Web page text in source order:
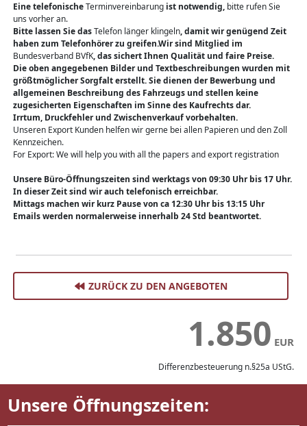
Eine telefonischeTerminvereinbarungist notwendig, bitte rufen Sie
uns vorher an.
Bitte lassen Sie dasTelefon länger klingeln, damit wir genügend Zeit
haben zum Telefonhörer zu greifen.Wir sind Mitglied im
Bundesverband BVfK, das sichert Ihnen Qualität und faire Preise.
Die oben angegebenen Bilder und Textbeschreibungen wurden mit
größtmöglicher Sorgfalt erstellt. Sie dienen der Bewerbung und
allgemeinen Beschreibung des Fahrzeugs und stellen keine
zugesicherten Eigenschaften im Sinne des Kaufrechts dar.
Irrtum, Druckfehler und Zwischenverkauf vorbehalten.
Unseren Export Kunden helfen wir gerne bei allen Papieren und den Zoll
Kennzeichen.
For Export: We will help you with all the papers and export registration
Unsere Büro-Öffnungszeiten sind werktags von 09:30 Uhr bis 17 Uhr.
In dieser Zeit sind wir auch telefonisch erreichbar.
Mittags machen wir kurz Pause von ca 12:30 Uhr bis 13:15 Uhr
Emails werden normalerweise innerhalb 24 Std beantwortet.
ZURÜCK ZU DEN ANGEBOTEN
1.850 EUR
Differenzbesteuerung n.§25a UStG.
Unsere Öffnungszeiten: